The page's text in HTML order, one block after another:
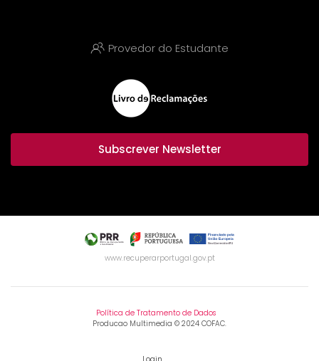
Provedor do Estudante
Subscrever Newsletter
www.recuperarportugal.gov.pt
Política de Tratamento de Dados
Producao Multimedia © 2024 COFAC.